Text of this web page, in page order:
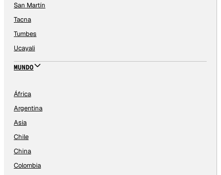
San Martín
Tacna
Tumbes
Ucayali
MUNDO
África
Argentina
Asia
Chile
China
Colombia